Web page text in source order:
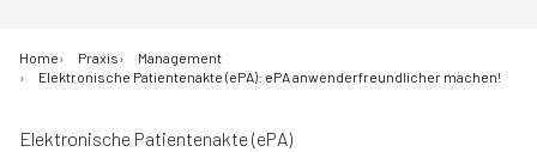
Home Praxis
Management
Elektronische Patientenakte (ePA): ePA anwenderfreundlicher machen!
Elektronische Patientenakte (ePA)